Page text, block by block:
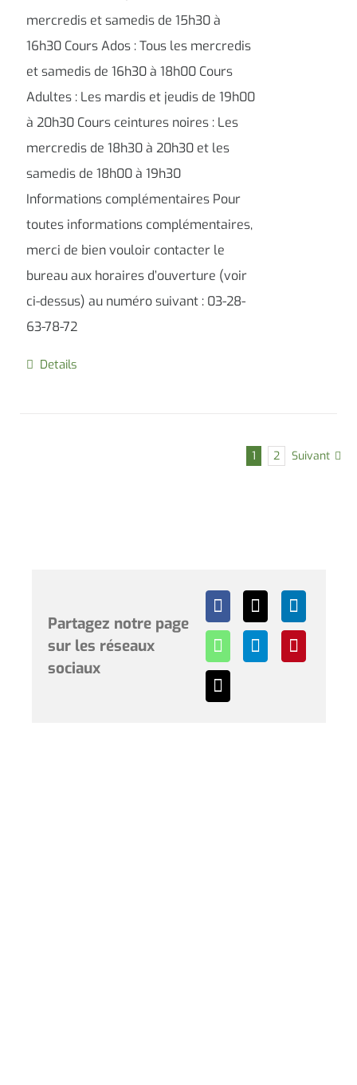
mercredis et samedis de 15h30 à
16h30 Cours Ados : Tous les mercredis
et samedis de 16h30 à 18h00 Cours
Adultes : Les mardis et jeudis de 19h00
à 20h30 Cours ceintures noires : Les
mercredis de 18h30 à 20h30 et les
samedis de 18h00 à 19h30
Informations complémentaires Pour
toutes informations complémentaires,
merci de bien vouloir contacter le
bureau aux horaires d’ouverture (voir
ci-dessus) au numéro suivant : 03-28-
63-78-72
Details
1 2 Suivant
Partagez notre page
sur les réseaux
sociaux